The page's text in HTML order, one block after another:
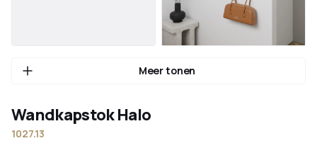
Meer tonen
Wandkapstok Halo
1027.13